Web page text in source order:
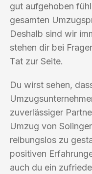
gut aufgehoben
gesamten
Deshalb sind wir
stehen dir bei
Tat zur Seite.
Du wirst sehen,
zuverlässiger
Umzug von
reibungslos zu
positiven
auch du ein